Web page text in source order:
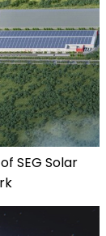
SEG Solar